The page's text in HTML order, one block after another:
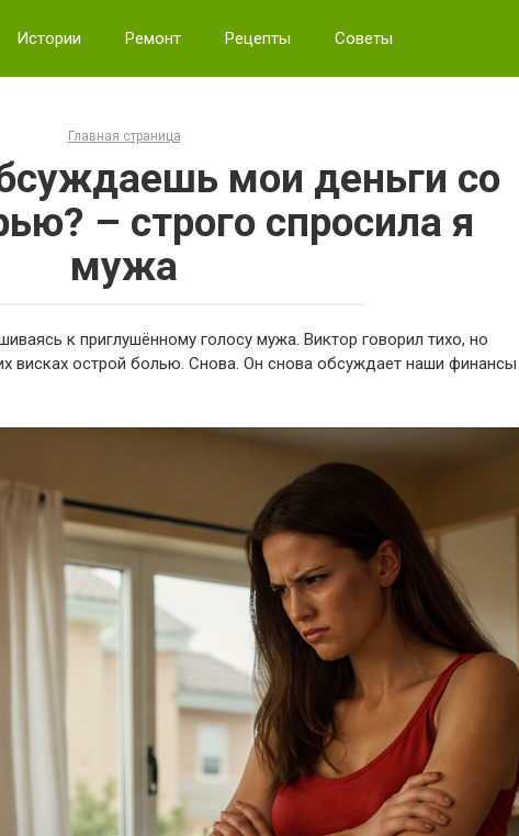
Истории Ремонт Рецепты Советы
Главная страница
мои деньги со
– строго спросила я
мужа
к приглушённому голосу мужа. Виктор говорил тихо, но
висках острой болью. Снова. Он снова обсуждает наши финансы